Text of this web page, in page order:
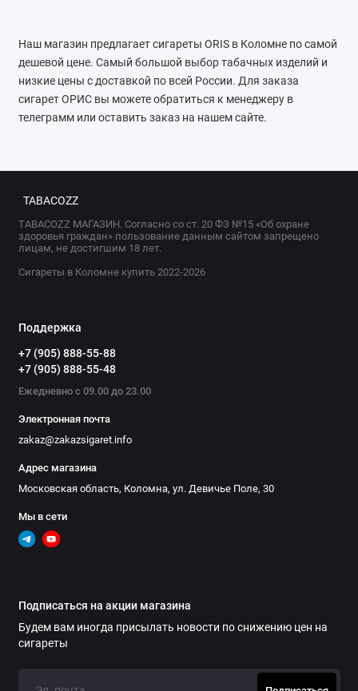
Наш магазин предлагает сигареты ORIS в Коломне по самой
дешевой цене. Самый большой выбор табачных изделий и
низкие цены с доставкой по всей России. Для заказа
сигарет ОРИС вы можете обратиться к менеджеру в
телеграмм или оставить заказ на нашем сайте.
TABACOZZ
TABACOZZ МАГАЗИН. Согласно со ст. 20 ФЗ №15 «Об охране
здоровья граждан» пользование данным сайтом запрещено
лицам, не достигшим 18 лет.
Сигареты в Коломне купить 2022-2026
Поддержка
+7 (905) 888-55-88
+7 (905) 888-55-48
Ежедневно с 09.00 до 23.00
Электронная почта
zakaz@zakazsigaret.info
Адрес магазина
Московская область, Коломна, ул. Девичье Поле, 30
Мы в сети
Подписаться на акции магазина
Будем вам иногда присылать новости по снижению цен на
сигареты